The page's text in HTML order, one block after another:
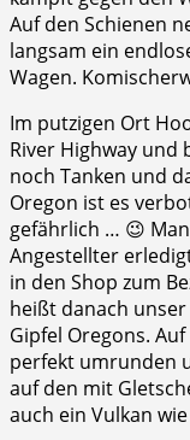
Auf den Schienen
langsam ein
Wagen.
Im putzigen Ort
River Highway und
noch Tanken und
Oregon ist es
gefährlich … 😉
Angestellter
in den Shop zum
heißt danach
Gipfel Oregons.
perfekt umrunden
auf den mit
auch ein Vulkan